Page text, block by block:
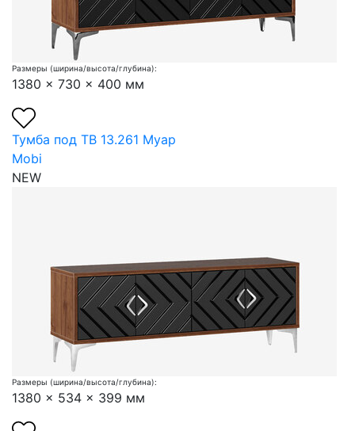
Размеры (ширина/высота/глубина):
1380 x 730 x 400 мм
Тумба под ТВ 13.261 Муар
Mobi
NEW
Размеры (ширина/высота/глубина):
1380 x 534 x 399 мм